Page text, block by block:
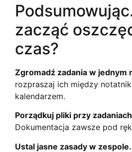
zacząć
czas?
Zgromadź zadania w jednym
rozpraszaj ich między
kalendarzem.
Porządkuj pliki przy
Dokumentacja zawsze pod
Ustal jasne zasady w zespole.